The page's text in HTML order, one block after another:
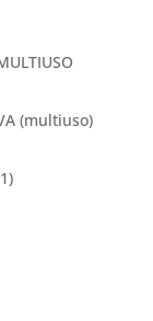
(multiuso)